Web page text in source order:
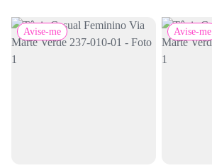
Avise-me Avise-me